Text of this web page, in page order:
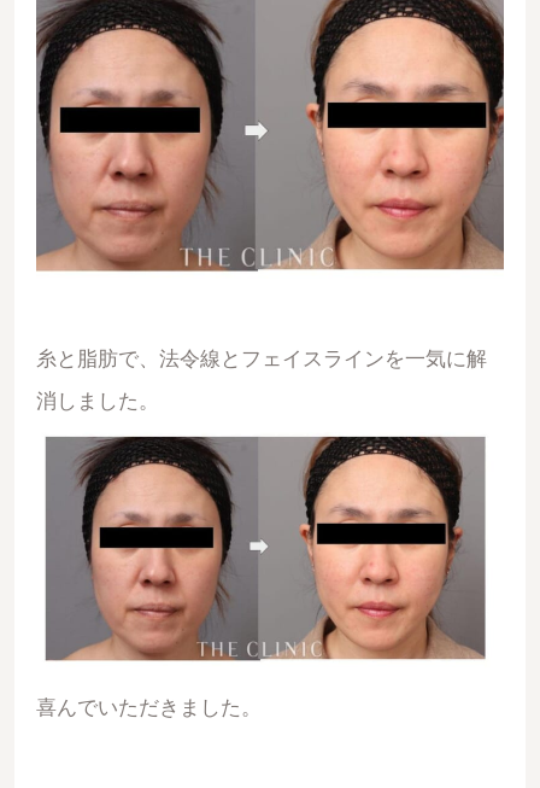
糸と脂肪で、法令線とフェイスラインを一気に解
消しました。
喜んでいただきました。